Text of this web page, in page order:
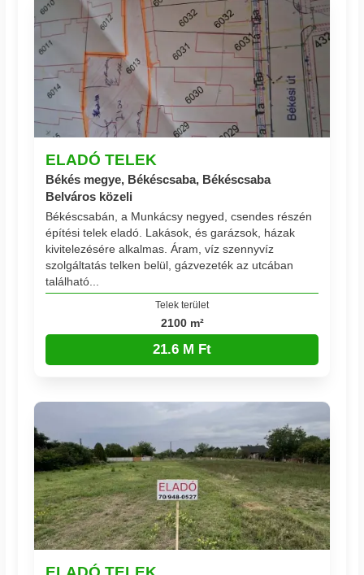
ELADÓ TELEK
Békés megye, Békéscsaba, Békéscsaba
Belváros közeli
Békéscsabán, a Munkácsy negyed, csendes részén
építési telek eladó. Lakások, és garázsok, házak
kivitelezésére alkalmas. Áram, víz szennyvíz
szolgáltatás telken belül, gázvezeték az utcában
található...
Telek terület
2100 m²
21.6 M Ft